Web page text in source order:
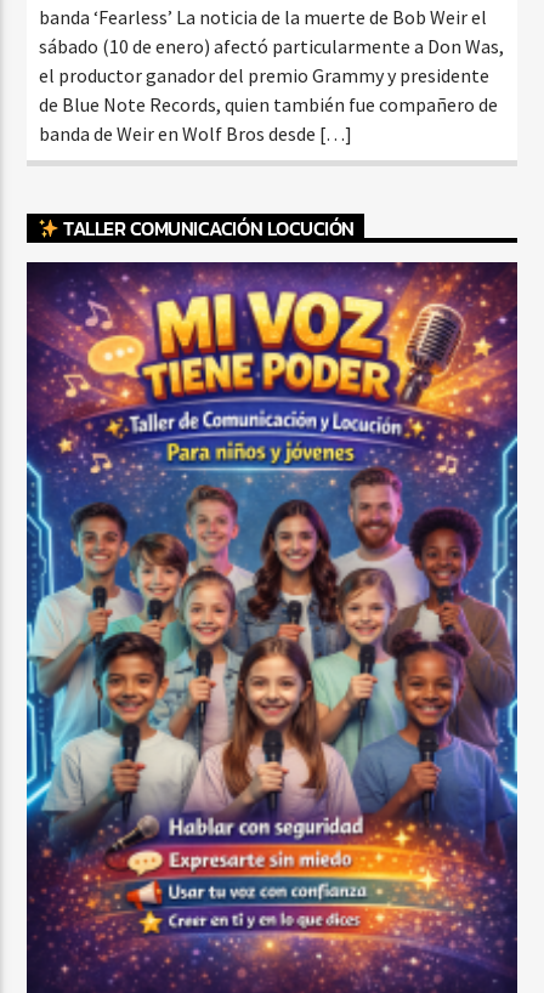
banda ‘Fearless’ La noticia de la muerte de Bob Weir el
sábado (10 de enero) afectó particularmente a Don Was,
el productor ganador del premio Grammy y presidente
de Blue Note Records, quien también fue compañero de
banda de Weir en Wolf Bros desde […]
TALLER COMUNICACIÓN LOCUCIÓN